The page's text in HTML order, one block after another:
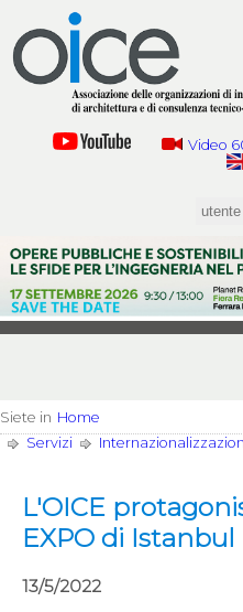
Video
Siete in Home
Servizi
L'OICE
EXPO di Istanbul
13/5/2022